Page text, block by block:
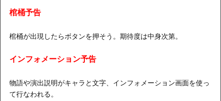
棺桶予告
棺桶が出現したらボタンを押そう。期待度は中身次第。
インフォメーション予告
物語や演出説明がキャラと文字、インフォメーション画面を使っ
て行なわれる。